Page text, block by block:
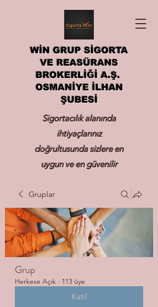
WİN GRUP SİGORTA
VE REASÜRANS
BROKERLİĞİ A.Ş.
OSMANİYE İLHAN
ŞUBESİ
Sigortacılık alanında
ihtiyaçlarınız
doğrultusunda sizlere en
uygun ve en güvenilir
Gruplar
Grup
Herkese Açık · 113 üye
Katıl